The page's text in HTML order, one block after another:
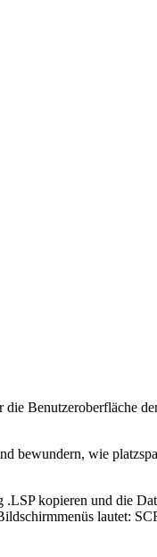
Benutzeroberfläche
bewundern, wie
kopieren und die
lautet: